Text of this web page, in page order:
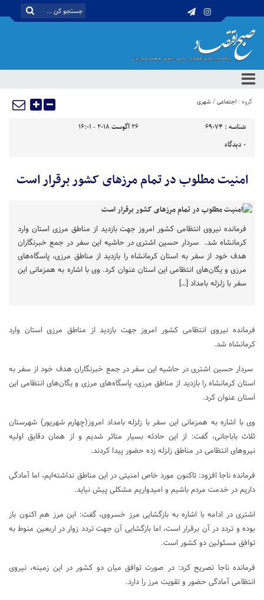
گروه : اجتماعی/شهری
شناسه : 69074
26 آگوست 2018 - 16:01
0 دیدگاه
امنیت مطلوب در تمام مرزهای کشور برقرار است
فرمانده نیروی انتظامی کشور امروز جهت بازدید از مناطق مرزی استان وارد
کرمانشاه شد. سردار حسین اشتری در حاشیه این سفر در جمع خبرنگاران
هدف خود از سفر به استان کرمانشاه را بازدید از مناطق مرزی، پاسگاه‌های
مرزی و یگان‌های انتظامی این استان عنوان کرد. وی با اشاره به همزمانی این
سفر با زلزله بامداد […]
فرمانده نیروی انتظامی کشور امروز جهت بازدید از مناطق مرزی استان وارد
کرمانشاه شد.
سردار حسین اشتری در حاشیه این سفر در جمع خبرنگاران هدف خود از سفر به
استان کرمانشاه را بازدید از مناطق مرزی، پاسگاه‌های مرزی و یگان‌های انتظامی این
استان عنوان کرد.
وی با اشاره به همزمانی این سفر با زلزله بامداد امروز(چهارم شهریور) شهرستان
ثلاث باباجانی، گفت: از این حادثه بسیار متاثر شدیم و از همان دقایق اولیه
نیروهای انتظامی در مناطق زلزله زده حضور پیدا کردند.
فرمانده ناجا افزود: تاکنون مورد خاص امنیتی در این مناطق نداشته‌ایم، اما آمادگی
داریم در خدمت مردم باشیم و امیدواریم مشکلی پیش نیاید.
اشتری در ادامه با اشاره به بازگشایی مرز خسروی، گفت: این مرز هم اکنون باز
بوده و تردد در آن برقرار است، اما بازگشایی آن جهت تردد زوار در اربعین منوط به
توافق مسئولین دو کشور است.
فرمانده ناجا تصریح کرد: در صورت توافق میان دو کشور در این زمینه، نیروی
انتظامی آمادگی حضور و تقویت مرز را دارد.